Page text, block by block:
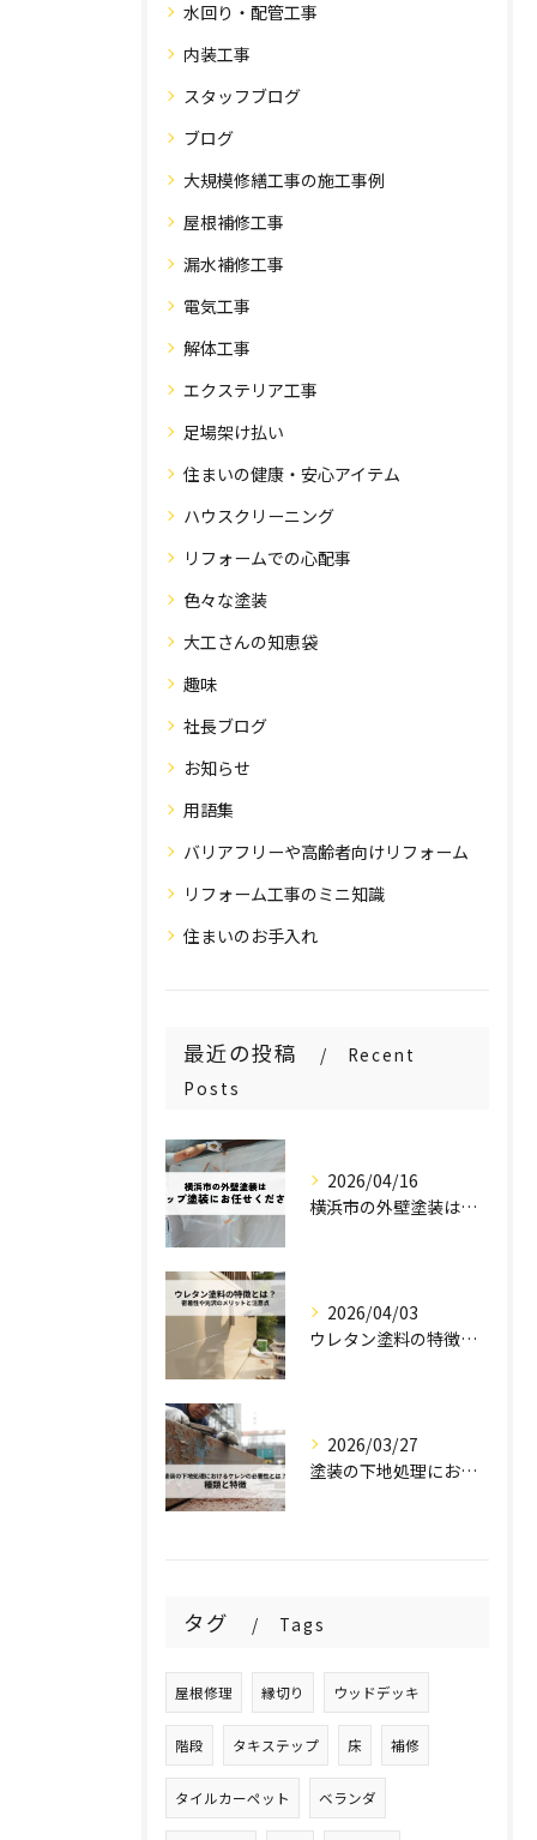
水回り・配管工事
内装工事
スタッフブログ
ブログ
大規模修繕工事の施工事例
屋根補修工事
漏水補修工事
電気工事
解体工事
エクステリア工事
足場架け払い
住まいの健康・安心アイテム
ハウスクリーニング
リフォームでの心配事
色々な塗装
大工さんの知恵袋
趣味
社長ブログ
お知らせ
用語集
バリアフリーや高齢者向けリフォーム
リフォーム工事のミニ知識
住まいのお手入れ
最近の投稿
Recent
Posts
2026/04/16
横浜市の外壁塗装はステップ塗装にお任せください！
2026/04/03
ウレタン塗料の特徴とは？密着性や光沢のメリットと注意点を解説！
2026/03/27
塗装の下地処理におけるケレンの必要性とは？種類と特徴を解説！
タグ Tags
屋根修理 縁切り ウッドデッキ
階段 タキステップ 床 補修
タイルカーペット ベランダ